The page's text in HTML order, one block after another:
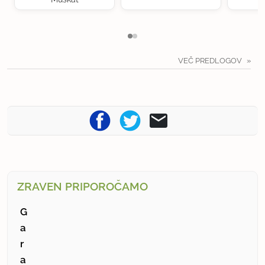
VEČ PREDLOGOV
ZRAVEN PRIPOROČAMO
G
a
r
a